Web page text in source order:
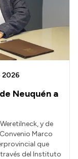
Neuquén a
2026
y de
Marco
que
del Instituto